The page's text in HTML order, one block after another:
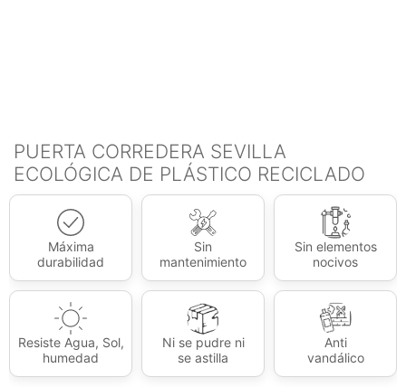
PUERTA CORREDERA SEVILLA
ECOLÓGICA DE PLÁSTICO RECICLADO
Máxima
durabilidad
Sin
mantenimiento
Sin elementos
nocivos
Resiste Agua, Sol,
humedad
Ni se pudre ni
se astilla
Anti
vandálico